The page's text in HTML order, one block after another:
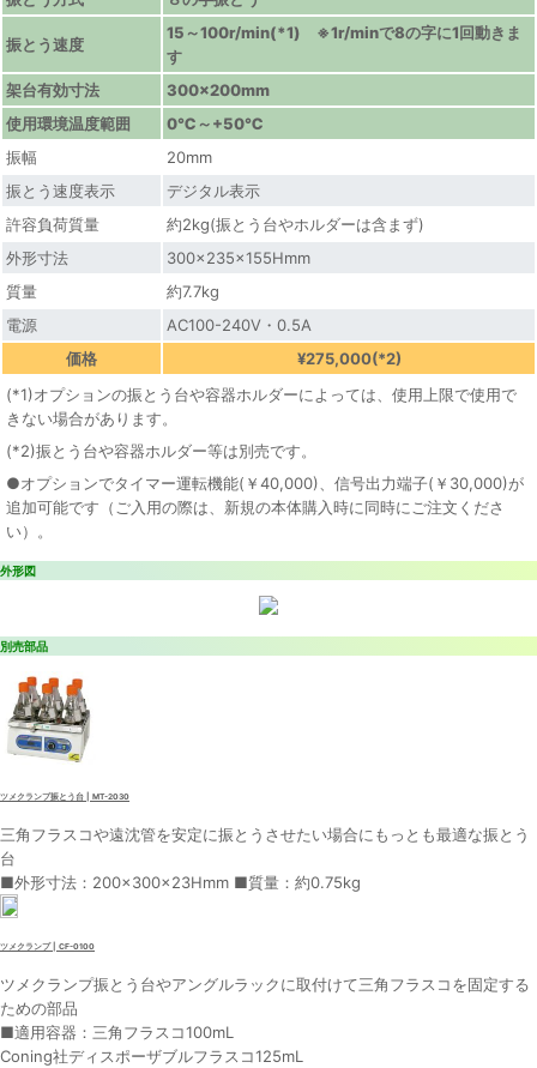
振とう速度
15～100r/min(*1) ※1r/minで8の字に1回動きま
す
架台有効寸法
300×200mm
使用環境温度範囲
0℃～+50℃
振幅
20mm
振とう速度表示
デジタル表示
許容負荷質量
約2kg(振とう台やホルダーは含まず)
外形寸法
300×235×155Hmm
質量
約7.7kg
電源
AC100-240V・0.5A
価格
¥275,000(*2)
(*1)オプションの振とう台や容器ホルダーによっては、使用上限で使用で
きない場合があります。
(*2)振とう台や容器ホルダー等は別売です。
●オプションでタイマー運転機能(￥40,000)、信号出力端子(￥30,000)が
追加可能です（ご入用の際は、新規の本体購入時に同時にご注文くださ
い）。
外形図
別売部品
ツメクランプ振とう台 | MT-2030
三角フラスコや遠沈管を安定に振とうさせたい場合にもっとも最適な振とう
台
■外形寸法：200×300×23Hmm ■質量：約0.75kg
ツメクランプ | CF-0100
ツメクランプ振とう台やアングルラックに取付けて三角フラスコを固定する
ための部品
■適用容器：三角フラスコ100mL
Coning社ディスポーザブルフラスコ125mL